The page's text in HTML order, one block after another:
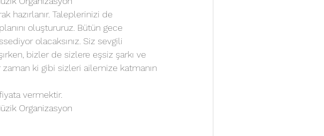
hazırlanır. Taleplerinizi de
oluştururuz. Bütün gece
olacaksınız. Siz sevgili
bizler de sizlere eşsiz şarkı ve
zaman ki gibi sizleri ailemize katmanın
vermektir.
Organizasyon